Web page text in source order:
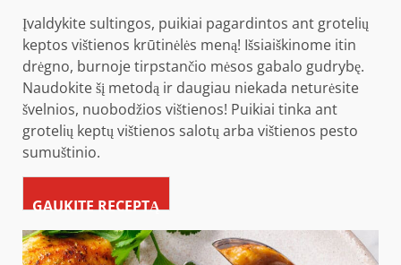
Įvaldykite sultingos, puikiai pagardintos ant grotelių
keptos vištienos krūtinėlės meną! Išsiaiškinome itin
drėgno, burnoje tirpstančio mėsos gabalo gudrybę.
Naudokite šį metodą ir daugiau niekada neturėsite
švelnios, nuobodžios vištienos! Puikiai tinka ant
grotelių keptų vištienos salotų arba vištienos pesto
sumuštinio.
GAUKITE RECEPTĄ